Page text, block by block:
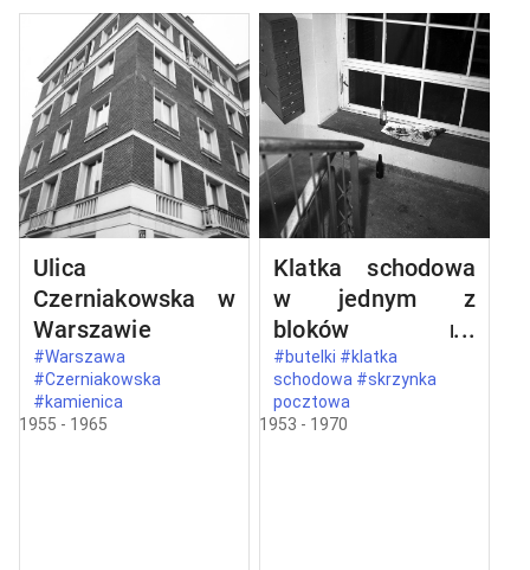
Ulica
Czerniakowska w
Warszawie
#Warszawa
#Czerniakowska
#kamienica
1955 - 1965
Klatka schodowa
w jednym z
bloków na
Mokotowie
#butelki #klatka
schodowa #skrzynka
pocztowa
1953 - 1970